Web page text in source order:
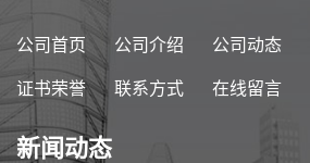
公司首页 公司介绍 公司动态
证书荣誉 联系方式 在线留言
新闻动态